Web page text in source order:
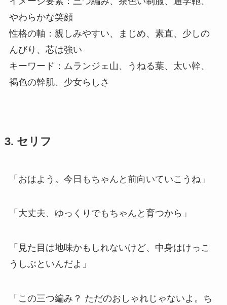
やわらかな笑顔
性格の軸：親しみやすい、まじめ、素直、少しの
んびり、芯は強い
キーワード：ムランジェ山、うねる葉、太い幹、
褐色の幹肌、少女らしさ
3. セリフ
「おはよう。今日もちゃんと前向いていこうね」
「大丈夫、ゆっくりでもちゃんと育つから」
「見た目は地味かもしれないけど、中身はけっこ
うしぶといんだよ」
「この三つ編み？ ただのおしゃれじゃないよ。ち